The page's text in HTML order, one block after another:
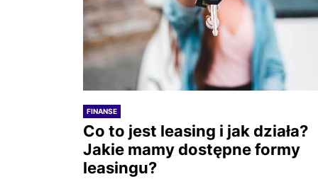
FINANSE
Co to jest leasing i jak działa?
Jakie mamy dostępne formy
leasingu?